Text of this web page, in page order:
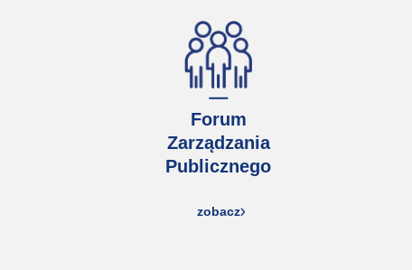
Forum
Zarządzania
Publicznego
zobacz